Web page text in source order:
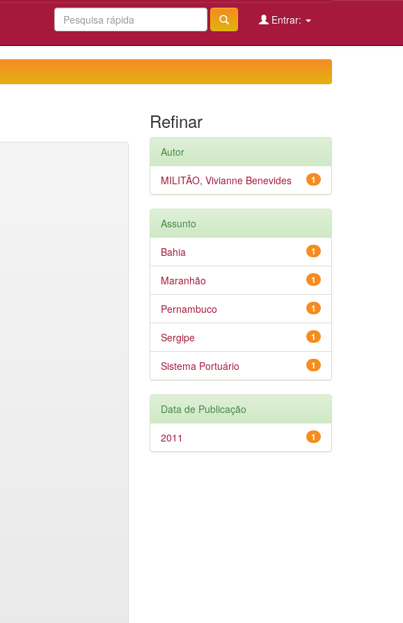
Entrar:
Refinar
Autor
1
MILITÃO, Vivianne Benevides
Assunto
1
Bahia
1
Maranhão
1
Pernambuco
1
Sergipe
1
Sistema Portuário
Data de Publicação
1
2011